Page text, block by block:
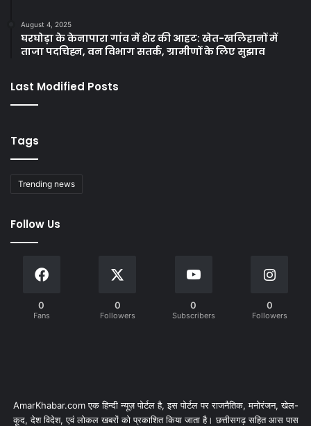
August 4, 2025
घरघोड़ा के केनापारा गांव में शेर की आहट: खेत-खलिहानों में
ताजा पदचिह्न, वन विभाग सतर्क, ग्रामीणों के लिए सुझाव
Last Modified Posts
Tags
Trending news
Follow Us
0
Fans
0
Followers
0
Subscribers
0
Followers
AmarKhabar.com एक हिन्दी न्यूज़ पोर्टल है, इस पोर्टल पर राजनैतिक, मनोरंजन, खेल-
कूद, देश विदेश, एवं लोकल खबरों को प्रकाशित किया जाता है। छत्तीसगढ़ सहित आस पास